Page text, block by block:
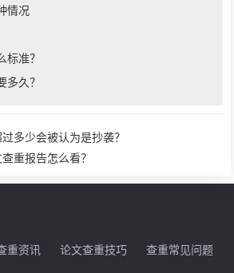
情况
准？
久？
多少会被认为是抄袭？
重报告怎么看？
重资讯 论文查重技巧 查重常见问题